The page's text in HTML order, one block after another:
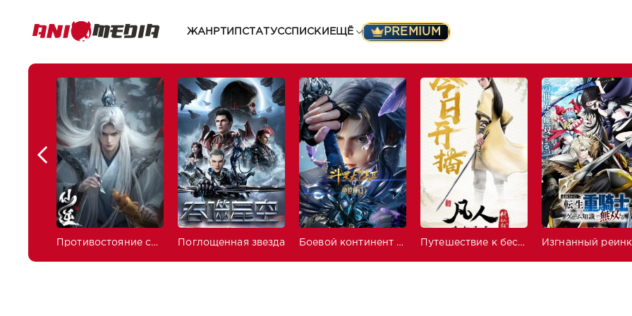
ЖАНРТИП СТАТУССПИСКИ ЕЩЁ PREMIUM
Противостояние святого Поглощенная звезда Боевой континент 2: Непревзойдённый клан Тан Путешествие к бессмертию